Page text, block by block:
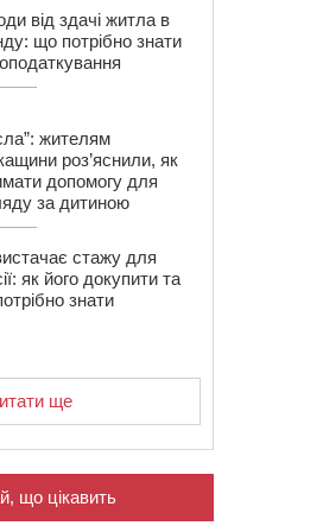
від здачі житла в
що потрібно знати
жителям
роз’яснили, як
допомогу для
за дитиною
стажу для
як його докупити та
знати
ще
що цікавить